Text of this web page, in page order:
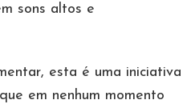
sons altos e
esta é uma iniciativa
em nenhum momento